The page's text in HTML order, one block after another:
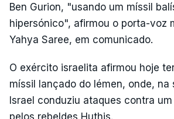
Ben Gurion, "usando um míssil
hipersónico", afirmou o porta-voz
Yahya Saree, em comunicado.
O exército israelita afirmou hoje
míssil lançado do Iémen, onde, na
Israel conduziu ataques contra
pelos rebeldes Huthis.